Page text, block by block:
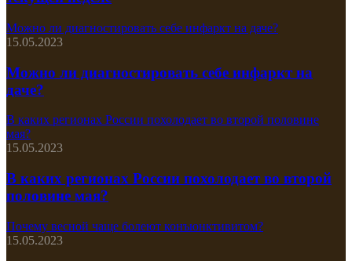
Можно ли диагностировать себе инфаркт на даче?
15.05.2023
Можно ли диагностировать себе инфаркт на
даче?
В каких регионах России похолодает во второй половине
мая?
15.05.2023
В каких регионах России похолодает во второй
половине мая?
Почему весной чаще болеют конъюнктивитом?
15.05.2023